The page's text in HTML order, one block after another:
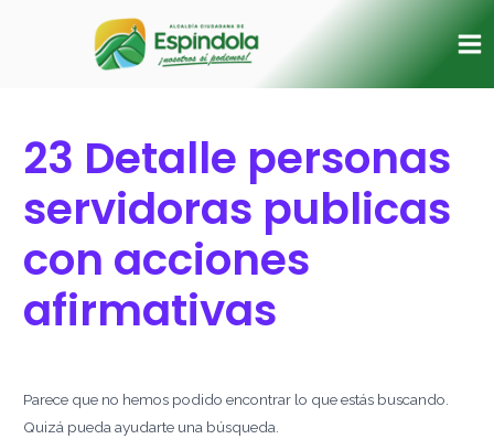
23 Detalle personas
servidoras publicas
con acciones
afirmativas
Parece que no hemos podido encontrar lo que estás buscando.
Quizá pueda ayudarte una búsqueda.